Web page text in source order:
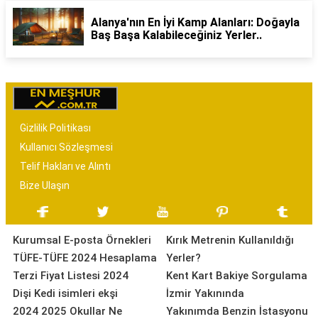
Alanya'nın En İyi Kamp Alanları: Doğayla
Baş Başa Kalabileceğiniz Yerler..
Gizlilik Politikası
Kullanıcı Sözleşmesi
Telif Hakları ve Alıntı
Bize Ulaşın
Kurumsal E-posta Örnekleri
TÜFE-TÜFE 2024 Hesaplama
Terzi Fiyat Listesi 2024
Dişi Kedi isimleri ekşi
2024 2025 Okullar Ne
Kırık Metrenin Kullanıldığı
Yerler?
Kent Kart Bakiye Sorgulama
İzmir Yakınında
Yakınımda Benzin İstasyonu